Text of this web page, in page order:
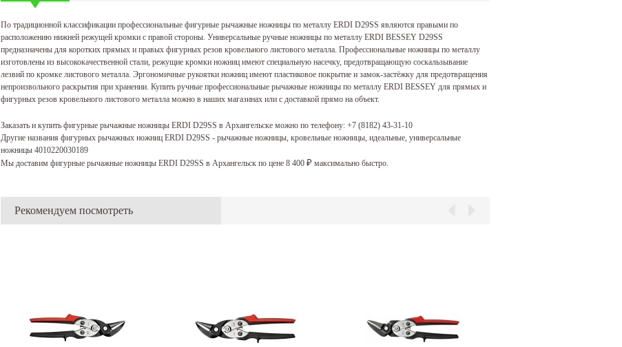
По традиционной классификации профессиональные фигурные рычажные ножницы по металлу ERDI D29SS являются правыми по
расположению нижней режущей кромки с правой стороны. Универсальные ручные ножницы по металлу ERDI BESSEY D29SS
предназначены для коротких прямых и правых фигурных резов кровельного листового металла. Профессиональные ножницы по металлу
изготовлены из высококачественной стали, режущие кромки ножниц имеют специальную насечку, предотвращающую соскальзывание
лезвий по кромке листового металла. Эргономичные рукоятки ножниц имеют пластиковое покрытие и замок-застёжку для предотвращения
непроизвольного раскрытия при хранении. Купить ручные профессиональные рычажные ножницы по металлу ERDI BESSEY для прямых и
фигурных резов кровельного листового металла можно в наших магазинах или с доставкой прямо на объект.
Заказать и купить фигурные рычажные ножницы ERDI D29SS в Архангельске можно по телефону: +7 (8182) 43-31-10
Другие названия фигурных рычажных ножниц ERDI D29SS - рычажные ножницы, кровельные ножницы, идеальные, универсальные
ножницы 4010220030189
Мы доставим фигурные рычажные ножницы ERDI D29SS в Архангельск по цене 8 400 ₽ максимально быстро.
Рекомендуем посмотреть